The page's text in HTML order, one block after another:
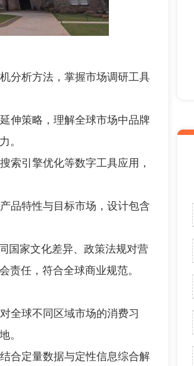
分析方法，掌握市场调研工具
策略，理解全球市场中品牌
。
引擎优化等数字工具应用，
特性与目标市场，设计包含
家文化差异、政策法规对营
责任，符合全球商业规范。
球不同区域市场的消费习
。
合定量数据与定性信息综合解